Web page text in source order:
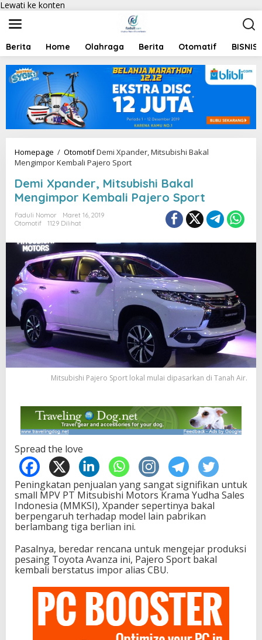
Lewati ke konten
Berita Home Olahraga Berita Otomatif BISNIS
Homepage / OtomotifDemi Xpander, Mitsubishi Bakal
Mengimpor Kembali Pajero Sport
Demi Xpander, Mitsubishi Bakal
Mengimpor Kembali Pajero Sport
Faduli Nomor
Maret 16, 2019
Otomotif
1129 Dilihat
Mitsubishi Pajero Sport lokal mulai dipasarkan di Tanah Air.
Spread the love
Peningkatan penjualan yang sangat signifikan untuk
small MPV PT Mitsubishi Motors Krama Yudha Sales
Indonesia (MMKSI), Xpander sepertinya bakal
berpengaruh terhadap model lain pabrikan
berlambang tiga berlian ini.
Pasalnya, beredar rencana untuk mengejar produksi
pesaing Toyota Avanza ini, Pajero Sport bakal
kembali berstatus impor alias CBU.